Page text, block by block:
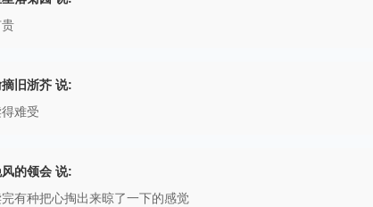
旧浙芥 说:
难受
风的领会 说:
有种把心掏出来晾了一下的感觉